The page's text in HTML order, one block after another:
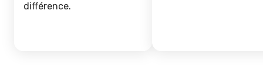
différence.